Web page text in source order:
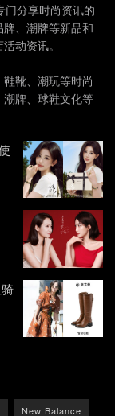
门分享时尚资讯的
、潮牌等新品和
动资讯。
靴、潮玩等时尚
牌、球鞋文化等
New Balance